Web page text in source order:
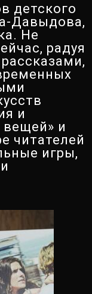
детского
Давыдова,
Не
радуя
и
вещей» и
читателей
игры,